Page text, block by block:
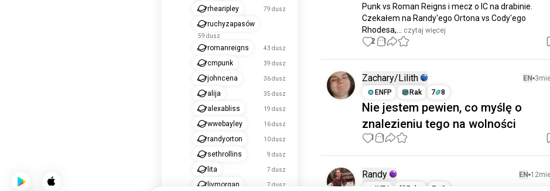
rhearipley 79 dusz
ruchyzapasów
59 dusz
romanreigns 43 dusz
cmpunk 39 dusz
johncena 36 dusz
alija 35 dusz
alexabliss 19 dusz
wwebayley 16 dusz
randyorton 10 dusz
sethrollins 9 dusz
lita 7 dusz
livmorgan 7 dusz
Punk vs Roman Reigns i mecz o IC na drabinie.
Czekałem na Randy'ego Ortona vs Cody'ego
Rhodesa,...
czytaj więcej
2 1
Zachary/Lilith EN
ENFP
Rak 7 8
Nie jestem pewien, co myślę o
znalezieniu tego na wolności
1 1
Randy EN
INTJ
Ryby 7 8